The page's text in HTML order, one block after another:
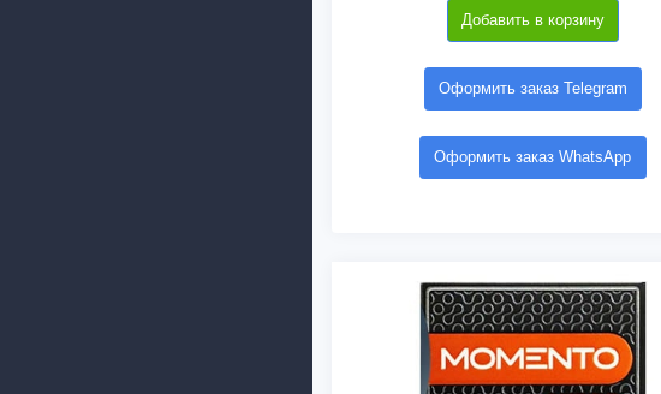
Добавить в корзину
Оформить заказ Telegram
Оформить заказ WhatsApp